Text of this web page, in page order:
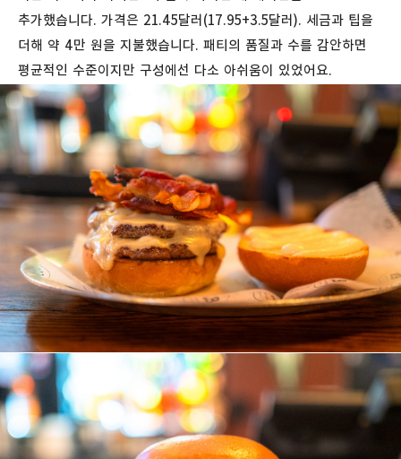
추가했습니다. 가격은 21.45달러(17.95+3.5달러). 세금과 팁을
더해 약 4만 원을 지불했습니다. 패티의 품질과 수를 감안하면
평균적인 수준이지만 구성에선 다소 아쉬움이 있었어요.